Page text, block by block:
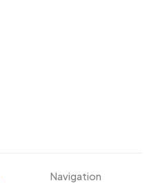
Navigation